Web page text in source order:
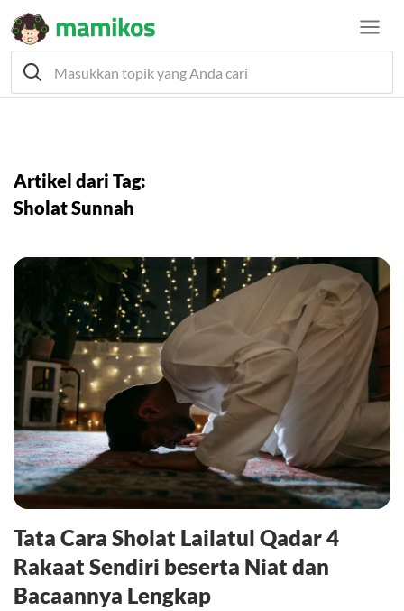
Artikel dari Tag:
Sholat Sunnah
Tata Cara Sholat Lailatul Qadar 4
Rakaat Sendiri beserta Niat dan
Bacaannya Lengkap